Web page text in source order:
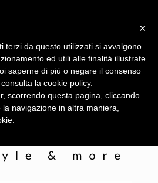
×
terzi da questo utilizzati si avvalgono
ed utili alle finalità illustrate
saperne di più o negare il consenso
la cookie policy.
scorrendo questa pagina, cliccando
navigazione in altra maniera,